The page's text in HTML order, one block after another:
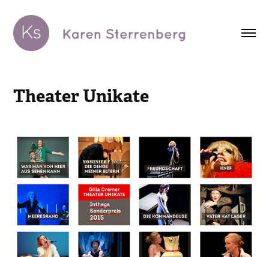
Theater Unikate